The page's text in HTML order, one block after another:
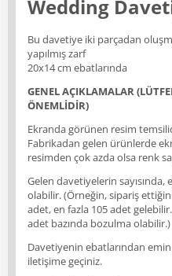
Wedding
Bu davetiye iki parçadan
yapılmış zarf
20x14 cm ebatlarında
GENEL AÇIKLAMALAR
ÖNEMLİDİR)
Ekranda görünen resim
Fabrikadan gelen ürünlerde
resimden çok azda olsa renk
Gelen davetiyelerin sayısında,
olabilir. (Örneğin, sipariş
adet, en fazla 105 adet
adet bazında bozulma olabilir.)
Davetiyenin ebatlarından
iletişime geçiniz.